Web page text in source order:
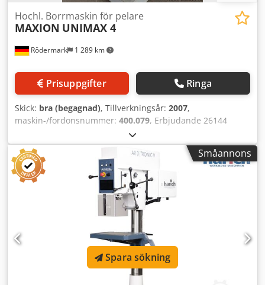
Rödermark 1 289 km
Hochl. Borrmaskin för pelare
MAXION UNIMAX 4
Prisuppgifter Ringa
Skick: bra (begagnad), Tillverkningsår: 2007,
maskin-/fordonsnummer: 400.079, Erbjudande 26144
Tekniska data: - Borrkapacitet i stål ST 60: 40 mm -
Borrkapacitet upp till: 45 mm - Gängskärningskapacitet
upp till: M36 - Steglöst justerbara matarhastigheter -
Spindelupptagning: MK 4 - Programmerbart spindellyft
upp till: 175 mm - Steglösa spindelhastigheter: 30 – 2400
varv/min - Utligg: 300 mm - Bord med 2 T-spår: 600 x 500
mm - Höjdjusterbart bord via kuggräls med handvev - Min.
- max. avstånd bord – spindel: 70 – 830 mm - Drift: 400 V /
7,5 kW - Platsbehov ca.: B 600 x H 1980 x D 950 mm Cedpfx
Adszcn Ite Sjha - Vikt ca.: 500 kg
Småannons
Spara sökning